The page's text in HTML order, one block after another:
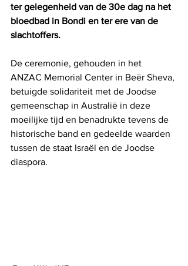
ter gelegenheid van de 30e dag na het
bloedbad in Bondi en ter ere van de
slachtoffers.
De ceremonie, gehouden in het
ANZAC Memorial Center in Beër Sheva,
betuigde solidariteit met de Joodse
gemeenschap in Australië in deze
moeilijke tijd en benadrukte tevens de
historische band en gedeelde waarden
tussen de staat Israël en de Joodse
diaspora.